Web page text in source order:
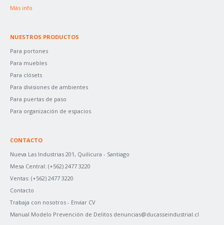
:Más info
NUESTROS PRODUCTOS
Para portones
Para muebles
Para clósets
Para divisiones de ambientes
Para puertas de paso
Para organización de espacios
CONTACTO
Nueva Las Industrias 201, Quilicura - Santiago
Mesa Central: (+562) 2477 3220
Ventas: (+562) 2477 3220
Contacto
Trabaja con nosotros - Enviar CV
Manual Modelo Prevención de Delitos denuncias@ducasseindustrial.cl